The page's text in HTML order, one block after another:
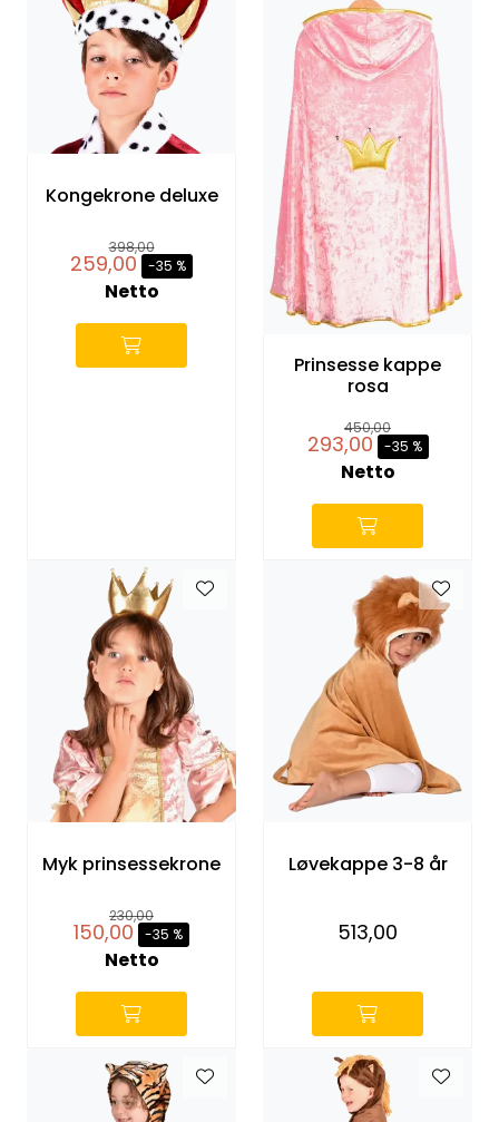
Kongekrone deluxe
398,00
259,00 -35 %
Netto
Prinsesse kappe
rosa
450,00
293,00 -35 %
Netto
Myk prinsessekrone
230,00
150,00 -35 %
Netto
Løvekappe 3-8 år
513,00
KJØPESENTER
Borettslag
Entreprenører
OUTLET & GJENBRUK
KATALOGER